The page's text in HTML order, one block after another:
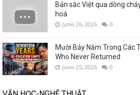
Bản sắc Việt qua dòng
hoá
June 26, 2026 0
Mười Bảy Năm Trong Các
Who Never Returned
June 25, 2026 0